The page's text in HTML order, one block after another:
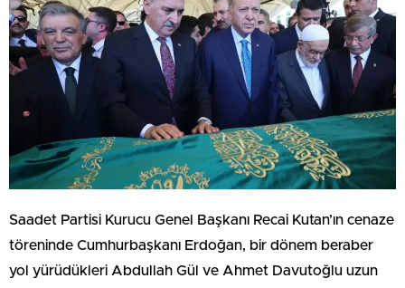
Saadet Partisi Kurucu Genel Başkanı Recai Kutan’ın cenaze
töreninde Cumhurbaşkanı Erdoğan, bir dönem beraber
yol yürüdükleri Abdullah Gül ve Ahmet Davutoğlu uzun